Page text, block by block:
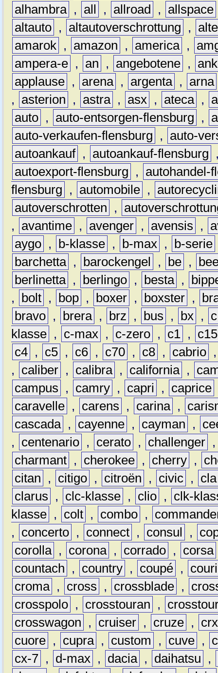
alhambra , all , allroad , allspace
altauto , altautoverschrottung ,
amarok , amazon , america ,
ampera-e , an , angebotene ,
applause , arena , argenta , arna
,
asterion , astra , asx , ateca ,
auto , auto-entsorgen-flensburg ,
auto-verkaufen-flensburg
,
auto-
autoankauf , autoankauf-flensburg
autoexport-flensburg
,
autohandel-
flensburg
, automobile ,
autoverschrotten
,
,
avantime , avenger , avensis ,
aygo , b-klasse , b-max , b-serie
barchetta , barockengel , be ,
berlinetta , berlingo , besta ,
,
bolt , bop , boxer , boxster ,
bravo , brera , brz , bus , bx ,
c
klasse , c-max , c-zero , c1 ,
c15
c4 , c5 , c6 , c70 , c8 , cabrio
,
caliber , calibra , california ,
campus
, camry , capri , caprice
caravelle , carens , carina ,
cascada , cayenne , cayman ,
,
centenario , cerato , challenger
charmant , cherokee , cherry ,
citan
, citigo , citroën , civic ,
cla
clarus
, clc-klasse , clio ,
clk-
klasse , colt , combo ,
,
concerto , connect , consul ,
corolla , corona , corrado , corsa
countach
, country , coupé ,
croma , cross , crossblade ,
crosspolo , crosstouran ,
crosswagon
, cruiser , cruze ,
crx
cuore , cupra , custom , cuve ,
cx-7 , d-max , dacia , daihatsu
,